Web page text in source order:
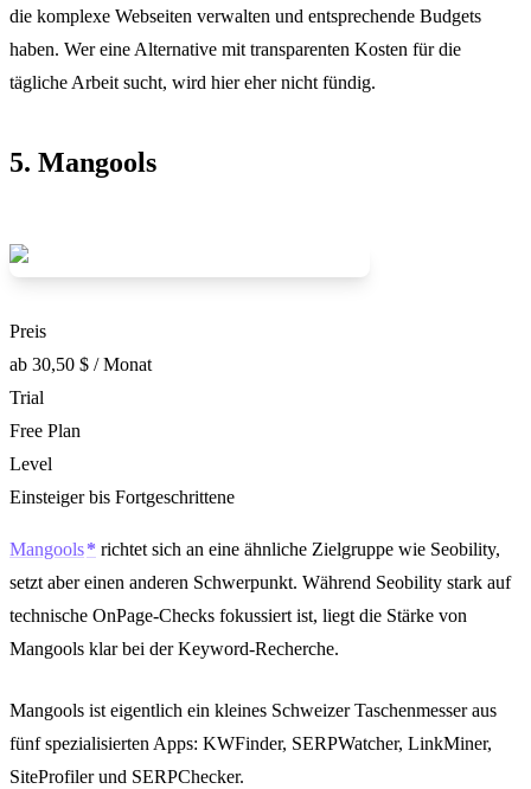
die komplexe Webseiten verwalten und entsprechende Budgets
haben. Wer eine Alternative mit transparenten Kosten für die
tägliche Arbeit sucht, wird hier eher nicht fündig.
5. Mangools
Preis
ab 30,50 $ / Monat
Trial
Free Plan
Level
Einsteiger bis Fortgeschrittene
Mangools
richtet sich an eine ähnliche Zielgruppe wie Seobility,
setzt aber einen anderen Schwerpunkt. Während Seobility stark auf
technische OnPage-Checks fokussiert ist, liegt die Stärke von
Mangools klar bei der Keyword-Recherche.
Mangools ist eigentlich ein kleines Schweizer Taschenmesser aus
fünf spezialisierten Apps: KWFinder, SERPWatcher, LinkMiner,
SiteProfiler und SERPChecker.